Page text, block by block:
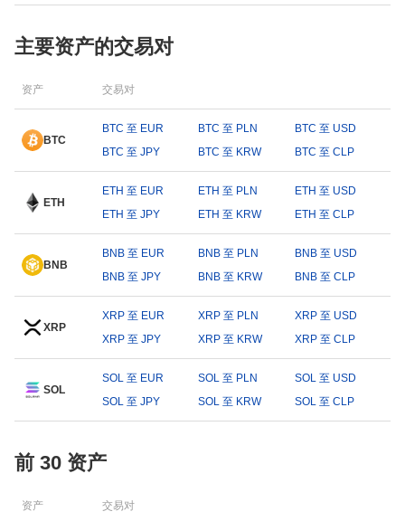
主要资产的交易对
资产 交易对
BTC
BTC 至 EUR BTC 至 PLN
BTC 至 USD
BTC 至 JPY
BTC 至 KRW BTC 至 CLP
ETH
ETH 至 EUR ETH 至 PLN
ETH 至 USD
ETH 至 JPY
ETH 至 KRW ETH 至 CLP
BNB
BNB 至 EUR BNB 至 PLN
BNB 至 USD
BNB 至 JPY
BNB 至 KRW BNB 至 CLP
XRP
XRP 至 EUR XRP 至 PLN
XRP 至 USD
XRP 至 JPY
XRP 至 KRW XRP 至 CLP
SOL
SOL 至 EUR SOL 至 PLN
SOL 至 USD
SOL 至 JPY
SOL 至 KRW SOL 至 CLP
前 30 资产
资产 交易对